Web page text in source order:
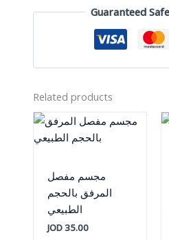
Guaranteed
Related products
مجسم مفصل
المرفق بالحجم
الطبيعي
JOD35.00